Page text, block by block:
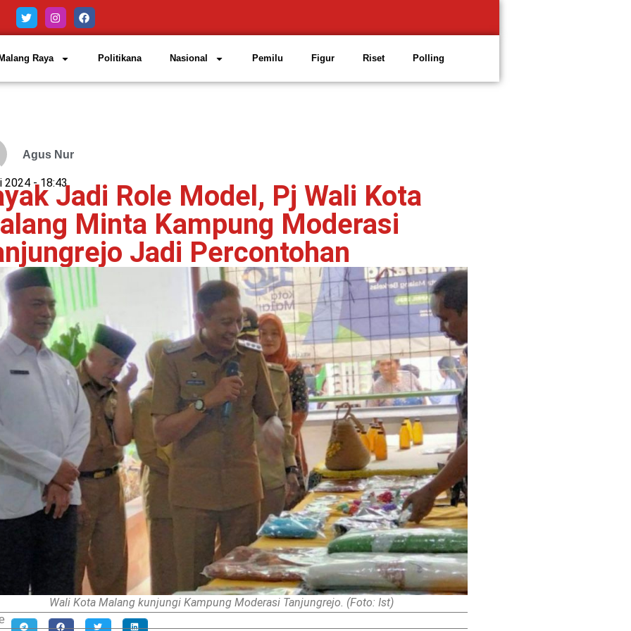
Raya Politikana Nasional Pemilu Figur Riset Polling
Agus Nur
2024 - 18:43Jadi Role Model, Pj Wali Kota
Minta Kampung Moderasi
Jadi Percontohan
Wali Kota Malang kunjungi Kampung Moderasi Tanjungrejo. (Foto: Ist)